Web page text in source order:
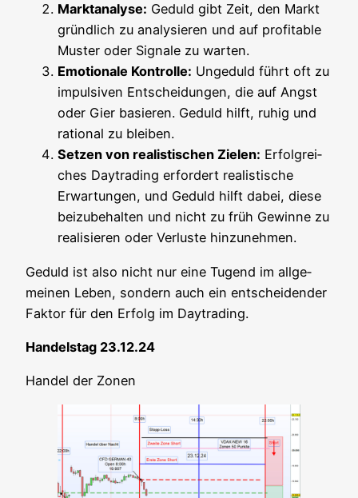
Markt­ana­ly­se: Geduld gibt Zeit, den Markt
gründ­lich zu ana­ly­sie­ren und auf pro­fi­ta­ble
Mus­ter oder Signa­le zu warten.
Emo­tio­na­le Kon­trol­le: Unge­duld führt oft zu
impul­si­ven Ent­schei­dun­gen, die auf Angst
oder Gier basie­ren. Geduld hilft, ruhig und
ratio­nal zu bleiben.
Set­zen von rea­lis­ti­schen Zie­len: Erfolg­rei­
ches Day­tra­ding erfor­dert rea­lis­ti­sche
Erwar­tun­gen, und Geduld hilft dabei, die­se
bei­zu­be­hal­ten und nicht zu früh Gewin­ne zu
rea­li­sie­ren oder Ver­lus­te hinzunehmen.
Geduld ist also nicht nur eine Tugend im all­ge­
mei­nen Leben, son­dern auch ein ent­schei­den­der
Fak­tor für den Erfolg im Daytrading.
Han­dels­tag 23.12.24
Han­del der Zonen